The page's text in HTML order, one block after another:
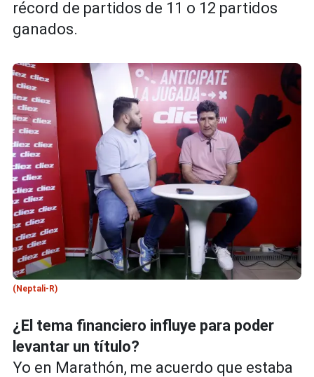
récord de partidos de 11 o 12 partidos
ganados.
(Neptali-R)
¿El tema financiero influye para poder
levantar un título?
Yo en Marathón, me acuerdo que estaba